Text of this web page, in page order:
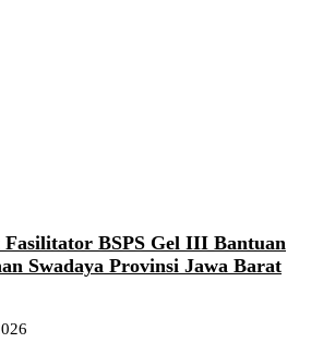
BSPS Gel III Bantuan
Swadaya Provinsi Jawa Barat